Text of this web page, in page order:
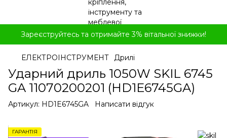
Зареєструйтесь та отримайте 3% вітальної знижки!
ЕЛЕКТРОІНСТРУМЕНТ Дрилі
Ударний дриль 1050W SKIL 6745
GA 11070200201 (HD1E6745GA)
Артикул: HD1E6745GA Написати відгук
ГАРАНТІЯ